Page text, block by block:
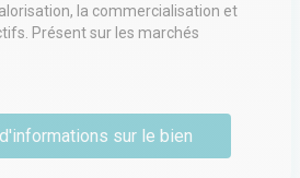
la commercialisation et
Présent sur les marchés
locative et vente à l’expertise, la
Ses équipes multidisciplinaires
de toutes tailles pour
immobilière et créer de la
sur le bien